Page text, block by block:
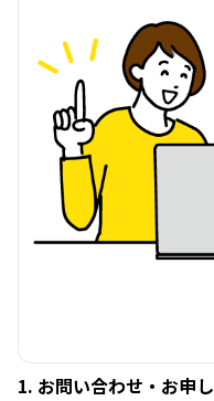
1. お問い合わせ・お申